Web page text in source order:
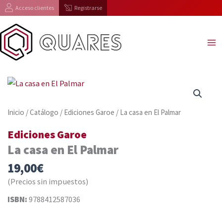
al
contenido
Acceso clientes Registrarse
Inicio /Catálogo / Ediciones Garoe / La casa en El Palmar
Ediciones Garoe
La casa en El Palmar
19,00€
(Precios sin impuestos)
ISBN: 9788412587036